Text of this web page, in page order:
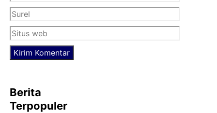
web
Berita
Terpopuler